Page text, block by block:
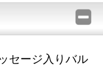
セージ入りバル